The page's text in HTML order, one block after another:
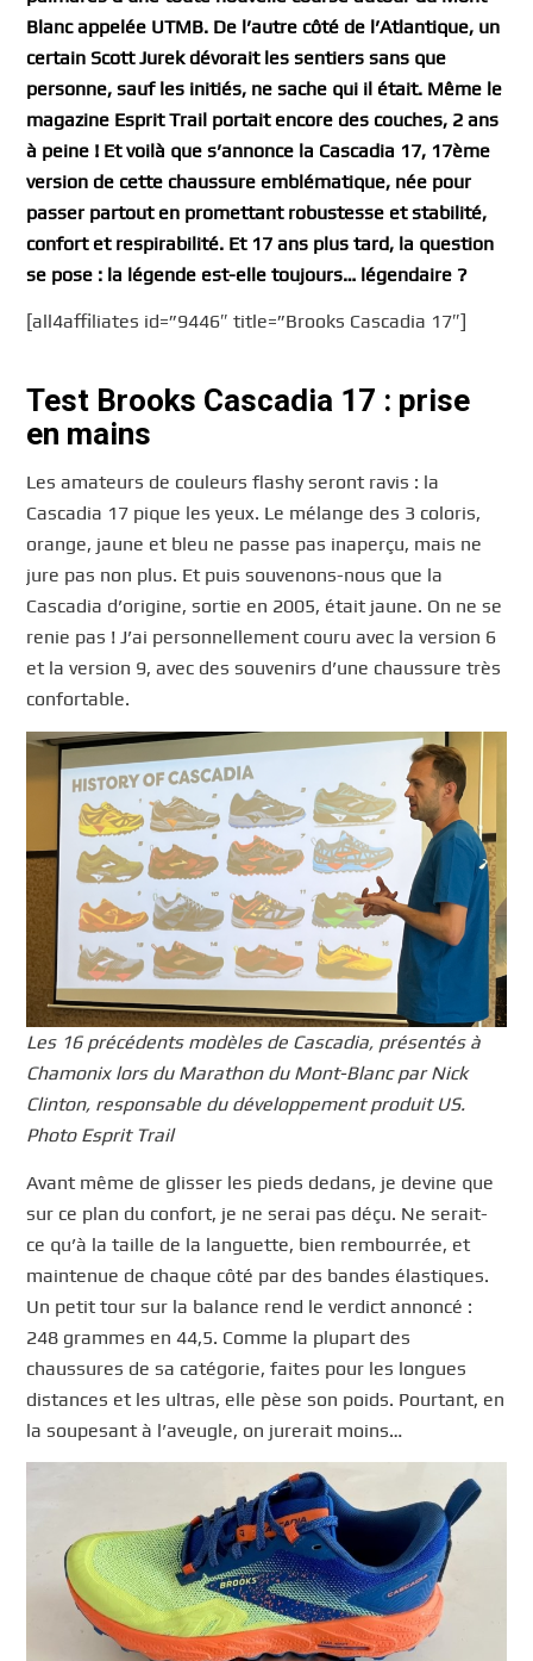
Blanc appelée UTMB. De l’autre côté de l’Atlantique, un
certain Scott Jurek dévorait les sentiers sans que
personne, sauf les initiés, ne sache qui il était. Même le
magazine Esprit Trail portait encore des couches, 2 ans
à peine ! Et voilà que s’annonce la Cascadia 17, 17ème
version de cette chaussure emblématique, née pour
passer partout en promettant robustesse et stabilité,
confort et respirabilité. Et 17 ans plus tard, la question
se pose : la légende est-elle toujours… légendaire ?
[all4affiliates id=”9446″ title=”Brooks Cascadia 17″]
Test Brooks Cascadia 17 : prise
en mains
Les amateurs de couleurs flashy seront ravis : la
Cascadia 17 pique les yeux. Le mélange des 3 coloris,
orange, jaune et bleu ne passe pas inaperçu, mais ne
jure pas non plus. Et puis souvenons-nous que la
Cascadia d’origine, sortie en 2005, était jaune. On ne se
renie pas ! J’ai personnellement couru avec la version 6
et la version 9, avec des souvenirs d’une chaussure très
confortable.
Les 16 précédents modèles de Cascadia, présentés à
Chamonix lors du Marathon du Mont-Blanc par Nick
Clinton, responsable du développement produit US.
Photo Esprit Trail
Avant même de glisser les pieds dedans, je devine que
sur ce plan du confort, je ne serai pas déçu. Ne serait-
ce qu’à la taille de la languette, bien rembourrée, et
maintenue de chaque côté par des bandes élastiques.
Un petit tour sur la balance rend le verdict annoncé :
248 grammes en 44,5. Comme la plupart des
chaussures de sa catégorie, faites pour les longues
distances et les ultras, elle pèse son poids. Pourtant, en
la soupesant à l’aveugle, on jurerait moins…